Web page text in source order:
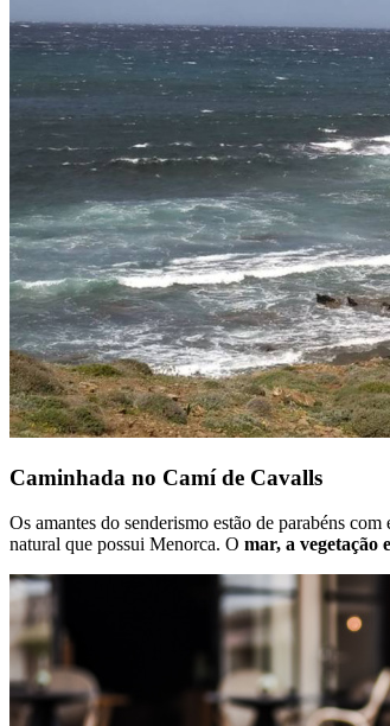
Caminhada no Camí de Cavalls
Os amantes do senderismo estão de parabéns com
natural que possui Menorca. O mar, a vegetação